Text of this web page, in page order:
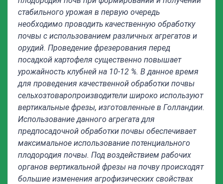
стабильного урожая в первую очередь
необходимо проводить качественную обработку
почвы с использованием различных агрегатов и
орудий. Проведение фрезерования перед
посадкой картофеля существенно повышает
урожайность клубней на 10-12 %. В данное время
для проведения качественной обработки почвы
сельхозтоваропроизводители широко используют
вертикальные фрезы, изготовленные в Голландии.
Использование данного агрегата для
предпосадочной обработки почвы обеспечивает
максимальное использование потенциального
плодородия почвы. Под воздействием рабочих
органов вертикальной фрезы на почву происходят
большие изменения агрофизических свойствах